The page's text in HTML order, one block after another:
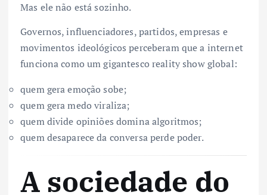
Mas ele não está sozinho.
Governos, influenciadores, partidos, empresas e
movimentos ideológicos perceberam que a internet
funciona como um gigantesco reality show global:
quem gera emoção sobe;
quem gera medo viraliza;
quem divide opiniões domina algoritmos;
quem desaparece da conversa perde poder.
A sociedade do